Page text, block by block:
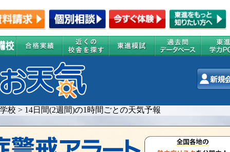
校 > 14日間(2週間)の1時間ごとの天気予報